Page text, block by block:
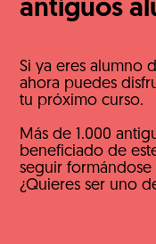
antiguos
Si ya eres alumno
ahora puedes
tu próximo curso.
Más de 1.000
beneficiado de
seguir
¿Quieres ser uno